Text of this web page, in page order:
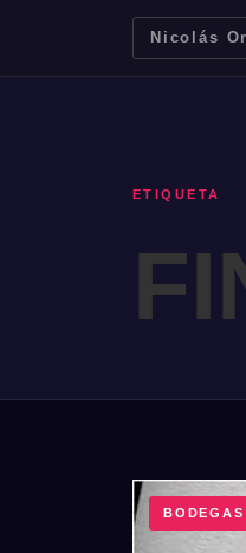
Nicolás
ETIQUETA
BODEGAS